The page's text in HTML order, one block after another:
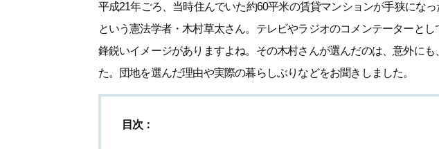
平成21年ごろ、当時住んでいた約60平米の賃貸マンションが手狭にな
という憲法学者・木村草太さん。テレビやラジオのコメンテーターと
鋒鋭いイメージがありますよね。その木村さんが選んだのは、意外に
た。団地を選んだ理由や実際の暮らしぶりなどをお聞きしました。
目次：